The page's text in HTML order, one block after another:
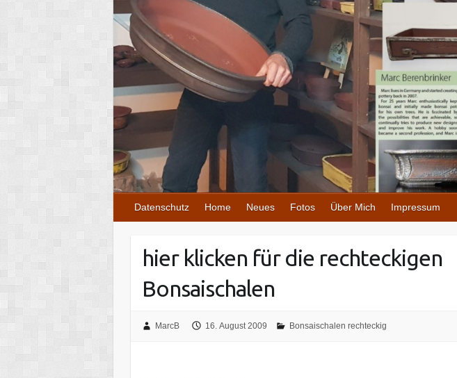
Datenschutz Home Neues Fotos Über Mich Impressum
hier klicken für die rechteckigen
Bonsaischalen
MarcB 16. August 2009 Bonsaischalen rechteckig